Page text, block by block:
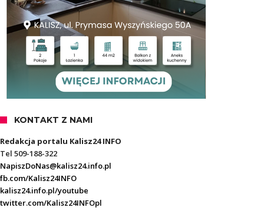
KONTAKT Z NAMI
Redakcja portalu Kalisz24 INFO
Tel 509-188-322
NapiszDoNas@kalisz24.info.pl
fb.com/Kalisz24INFO
kalisz24.info.pl/youtube
twitter.com/Kalisz24INFOpl